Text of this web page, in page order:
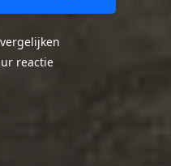
reactie